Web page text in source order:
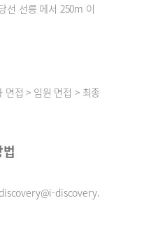
선 선릉 에서 250m 이
면접 > 임원 면접 > 최종
discovery.